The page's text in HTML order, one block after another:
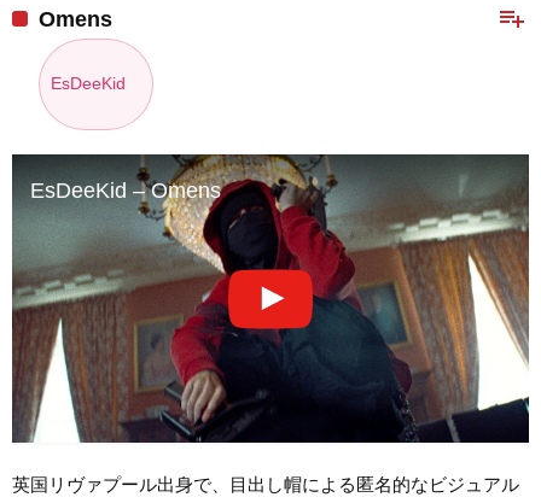
playlist_add
Omens
EsDeeKid
EsDeeKid – Omens
英国リヴァプール出身で、目出し帽による匿名的なビジュアル